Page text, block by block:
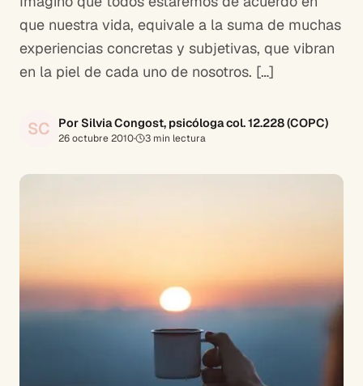
que nuestra vida, equivale a la suma de muchas
experiencias concretas y subjetivas, que vibran
en la piel de cada uno de nosotros. […]
SC Por Silvia Congost, psicóloga col. 12.228 (COPC)
26 octubre 2010· 3 min lectura